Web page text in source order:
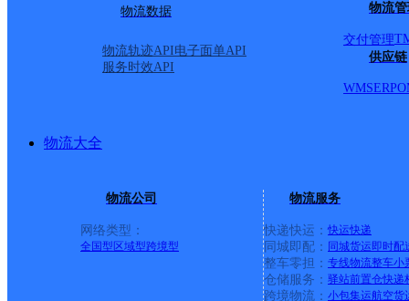
物流数据
物流轨迹API电子面单API
服务时效API
物流
交付管理
供应链
WMSERP
物流大全
物流公司
网络类型：
全国型 区域型跨境型
物流服务
快递快运： 快运快递
同城即配： 同城货运即时配
整车零担： 专线物流整车小
仓储服务： 驿站前置仓快递
跨境物流： 小包集运航空货
道晨曦路91号
派送范围:全境
台州仙居县营业点
顺丰速运 更多号码地址
道发展一路133号